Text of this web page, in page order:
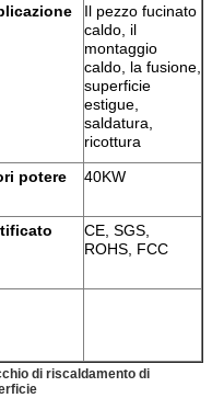
Il pezzo fucinato
caldo, il
montaggio
caldo, la fusione,
superficie
estigue,
saldatura,
ricottura
potere 40KW
CE, SGS,
ROHS, FCC
di riscaldamento di